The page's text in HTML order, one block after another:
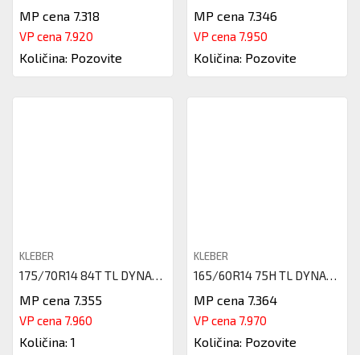
MP cena 7.318
VP cena 7.920
Količina: Pozovite
MP cena 7.346
VP cena 7.950
Količina: Pozovite
KLEBER
175/70R14 84T TL DYNAXER HP4 D
MP cena 7.355
VP cena 7.960
Količina: 1
KLEBER
165/60R14 75H TL DYNAXER HP4 D
MP cena 7.364
VP cena 7.970
Količina: Pozovite